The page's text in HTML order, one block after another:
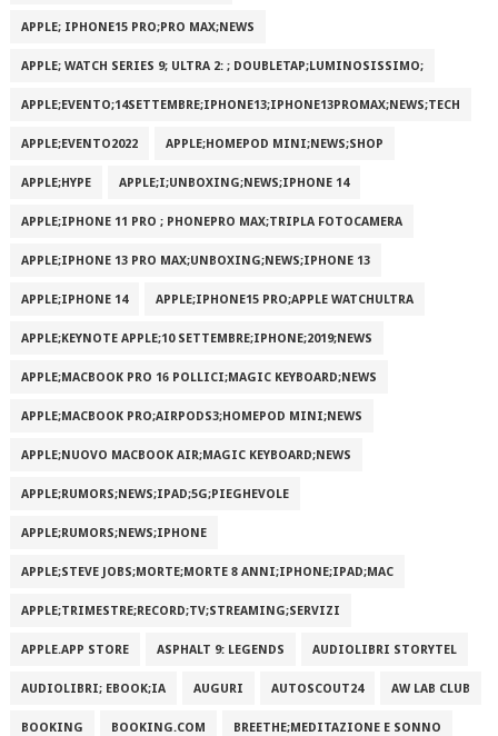
APPLE; IPHONE15 PRO;PRO MAX;NEWS
APPLE; WATCH SERIES 9; ULTRA 2: ; DOUBLETAP;LUMINOSISSIMO;
APPLE;EVENTO;14SETTEMBRE;IPHONE13;IPHONE13PROMAX;NEWS;TECH
APPLE;EVENTO2022 APPLE;HOMEPOD MINI;NEWS;SHOP
APPLE;HYPE APPLE;I;UNBOXING;NEWS;IPHONE 14
APPLE;IPHONE 11 PRO ; PHONEPRO MAX;TRIPLA FOTOCAMERA
APPLE;IPHONE 13 PRO MAX;UNBOXING;NEWS;IPHONE 13
APPLE;IPHONE 14 APPLE;IPHONE15 PRO;APPLE WATCHULTRA
APPLE;KEYNOTE APPLE;10 SETTEMBRE;IPHONE;2019;NEWS
APPLE;MACBOOK PRO 16 POLLICI;MAGIC KEYBOARD;NEWS
APPLE;MACBOOK PRO;AIRPODS3;HOMEPOD MINI;NEWS
APPLE;NUOVO MACBOOK AIR;MAGIC KEYBOARD;NEWS
APPLE;RUMORS;NEWS;IPAD;5G;PIEGHEVOLE
APPLE;RUMORS;NEWS;IPHONE
APPLE;STEVE JOBS;MORTE;MORTE 8 ANNI;IPHONE;IPAD;MAC
APPLE;TRIMESTRE;RECORD;TV;STREAMING;SERVIZI
APPLE.APP STORE ASPHALT 9: LEGENDS AUDIOLIBRI STORYTEL
AUDIOLIBRI; EBOOK;IA AUGURI AUTOSCOUT24 AW LAB CLUB
BOOKING BOOKING.COM BREETHE;MEDITAZIONE E SONNO